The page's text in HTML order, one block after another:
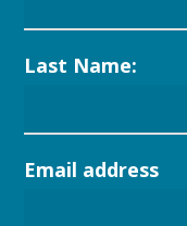
Last Name:
Email address